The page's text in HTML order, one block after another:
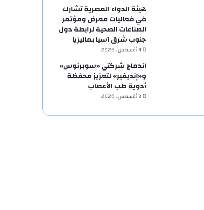
هيئة الدواء المصرية تشارك
في فعاليات معرض ومؤتمر
الصناعات الصحية لرابطة دول
جنوب شرق آسيا بماليزيا
4 أغسطس، 2026
اندماج شركتي «سوبرنوس»
و«إنديفير» لتعزيز محفظة
أدوية طب الأعصاب
3 أغسطس، 2026